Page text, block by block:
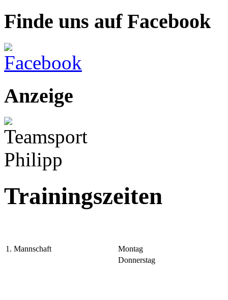
Finde uns auf Facebook
Anzeige
Trainingszeiten
1. Mannschaft
Montag
Donnerstag